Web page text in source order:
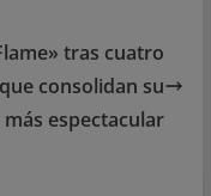
tras cuatro
consolidan su
espectacular